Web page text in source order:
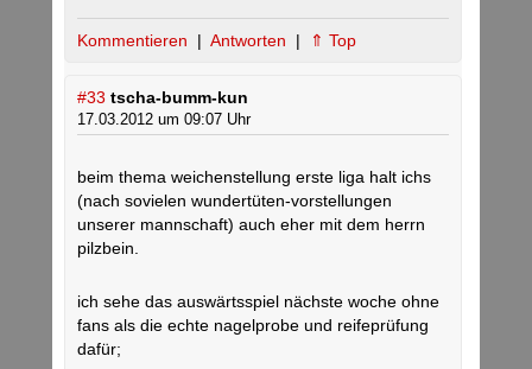
Kommentieren | Antworten | ⇑ Top
#33 tscha-bumm-kun
17.03.2012 um 09:07 Uhr
beim thema weichenstellung erste liga halt ichs
(nach sovielen wundertüten-vorstellungen
unserer mannschaft) auch eher mit dem herrn
pilzbein.
ich sehe das auswärtsspiel nächste woche ohne
fans als die echte nagelprobe und reifeprüfung
dafür;